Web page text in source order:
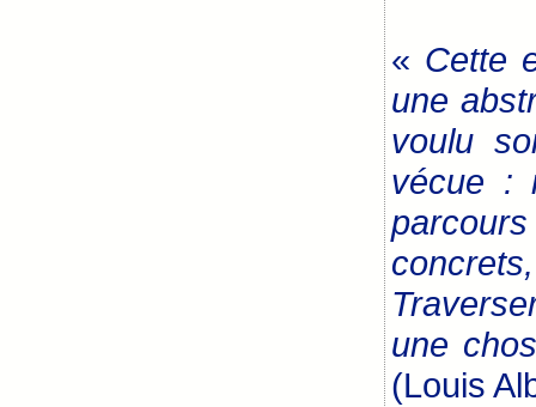
« Cette
une
voulu
vécue :
une
(Louis